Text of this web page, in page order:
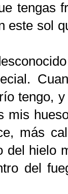
tengas
este sol
tengo, y
mis
más
del hielo
del